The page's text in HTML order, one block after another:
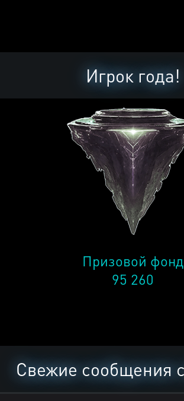
Игрок года!
Призовой фонд
95 260
Свежие сообщения